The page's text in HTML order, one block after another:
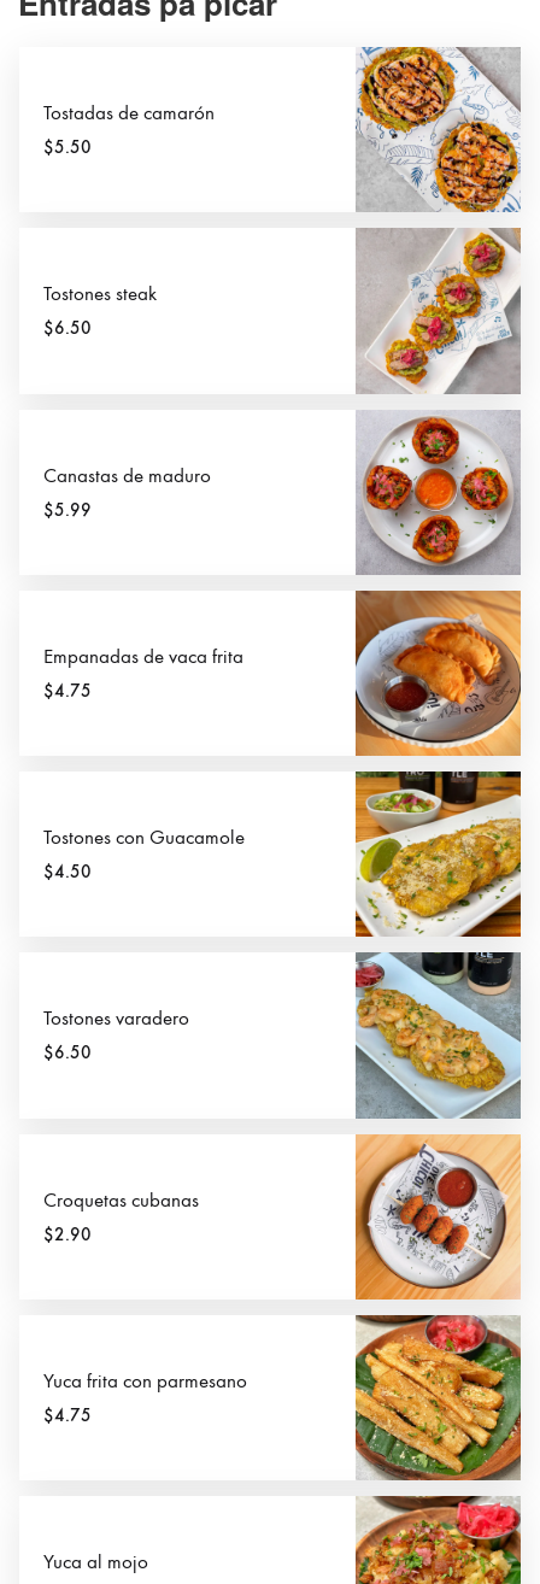
Tostadas de camarón
$5.50
Tostones steak
$6.50
Canastas de maduro
$5.99
Empanadas de vaca frita
$4.75
Tostones con Guacamole
$4.50
Tostones varadero
$6.50
Croquetas cubanas
$2.90
Yuca frita con parmesano
$4.75
Yuca al mojo